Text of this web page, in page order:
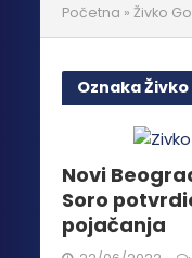
Početna » Živko
Oznaka
Novi
Soro
pojačanja